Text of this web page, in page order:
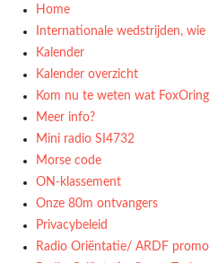
Home
Internationale wedstrijden,
Kalender
Kalender overzicht
Kom nu te weten wat
Meer info?
Mini radio SI4732
Morse code
ON-klassement
Onze 80m ontvangers
Privacybeleid
Radio Oriëntatie/ ARDF